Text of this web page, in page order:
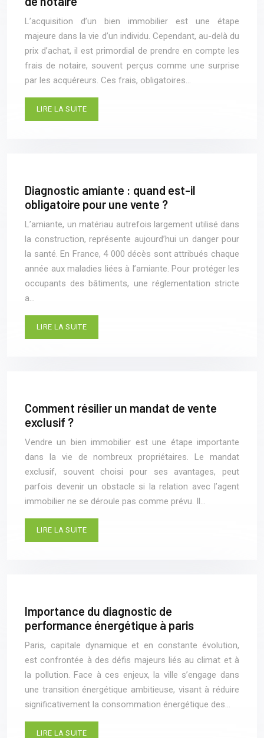
L’acquisition d’un bien immobilier est une étape
majeure dans la vie d’un individu. Cependant, au-delà du
prix d’achat, il est primordial de prendre en compte les
frais de notaire, souvent perçus comme une surprise
par les acquéreurs. Ces frais, obligatoires…
LIRE LA SUITE
Diagnostic amiante : quand est-il
obligatoire pour une vente ?
L’amiante, un matériau autrefois largement utilisé dans
la construction, représente aujourd’hui un danger pour
la santé. En France, 4 000 décès sont attribués chaque
année aux maladies liées à l’amiante. Pour protéger les
occupants des bâtiments, une réglementation stricte
a…
LIRE LA SUITE
Comment résilier un mandat de vente
exclusif ?
Vendre un bien immobilier est une étape importante
dans la vie de nombreux propriétaires. Le mandat
exclusif, souvent choisi pour ses avantages, peut
parfois devenir un obstacle si la relation avec l’agent
immobilier ne se déroule pas comme prévu. Il…
LIRE LA SUITE
Importance du diagnostic de
performance énergétique à paris
Paris, capitale dynamique et en constante évolution,
est confrontée à des défis majeurs liés au climat et à
la pollution. Face à ces enjeux, la ville s’engage dans
une transition énergétique ambitieuse, visant à réduire
significativement la consommation énergétique des…
LIRE LA SUITE